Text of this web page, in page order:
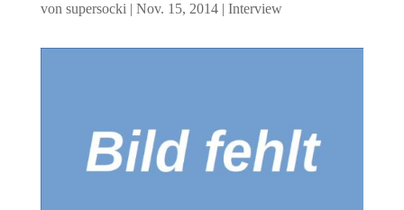
von supersocki | Nov. 15, 2014| Interview